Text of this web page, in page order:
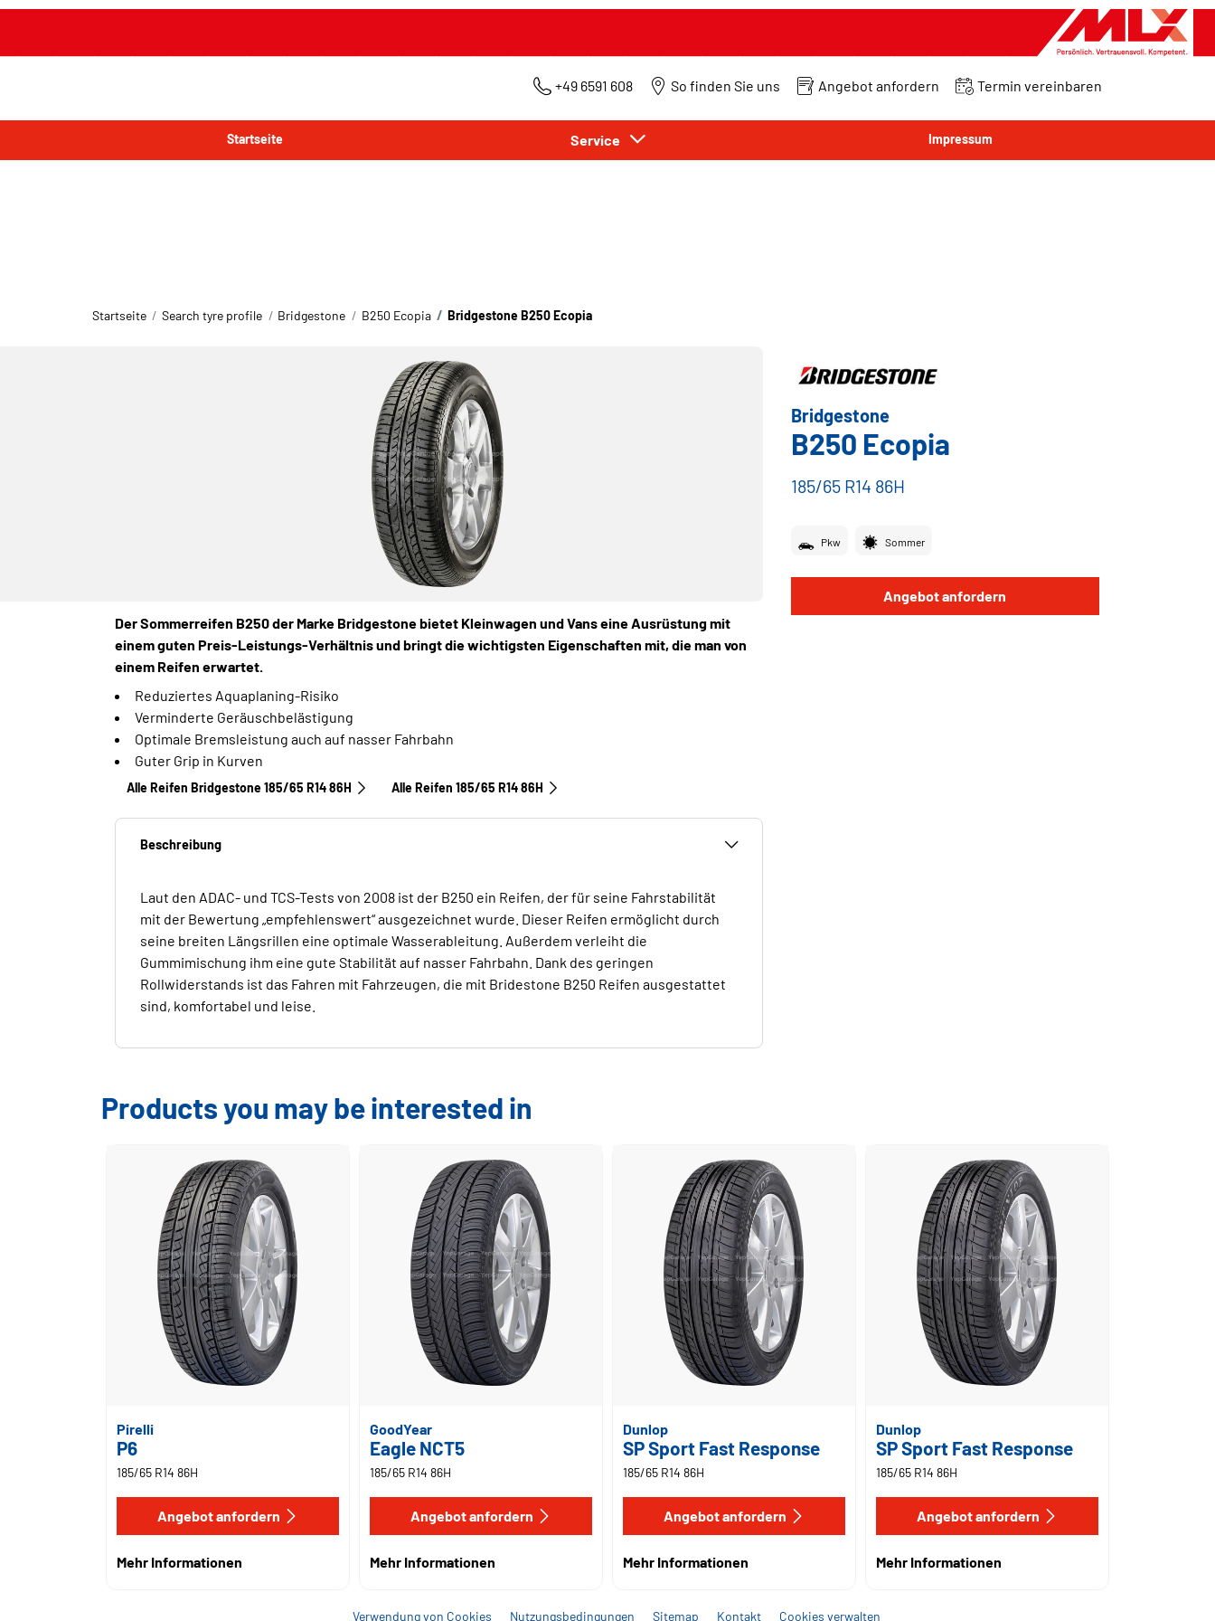
+49 6591 608 So finden Sie uns Angebot anfordern Termin vereinbaren
Startseite Service Impressum
Startseite Search tyre profile Bridgestone B250 Ecopia Bridgestone B250 Ecopia
Der Sommerreifen B250 der Marke Bridgestone bietet Kleinwagen und Vans eine Ausrüstung mit
einem guten Preis-Leistungs-Verhältnis und bringt die wichtigsten Eigenschaften mit, die man von
einem Reifen erwartet.
Reduziertes Aquaplaning-Risiko
Verminderte Geräuschbelästigung
Optimale Bremsleistung auch auf nasser Fahrbahn
Guter Grip in Kurven
Alle Reifen Bridgestone 185/65 R14 86H Alle Reifen‎ 185/65 R14 86H
Beschreibung
Laut den ADAC- und TCS-Tests von 2008 ist der B250 ein Reifen, der für seine Fahrstabilität
mit der Bewertung „empfehlenswert“ ausgezeichnet wurde. Dieser Reifen ermöglicht durch
seine breiten Längsrillen eine optimale Wasserableitung. Außerdem verleiht die
Gummimischung ihm eine gute Stabilität auf nasser Fahrbahn. Dank des geringen
Rollwiderstands ist das Fahren mit Fahrzeugen, die mit Bridestone B250 Reifen ausgestattet
sind, komfortabel und leise.
Bridgestone
B250 Ecopia
185/65 R14 86H
Pkw Sommer
Angebot anfordern
Products you may be interested in
Pirelli
P6
185/65 R14 86H
Angebot anfordern
Mehr Informationen
GoodYear
Eagle NCT5
185/65 R14 86H
Angebot anfordern
Mehr Informationen
Dunlop
SP Sport Fast Response
185/65 R14 86H
Angebot anfordern
Mehr Informationen
Dunlop
SP Sport Fast Response
185/65 R14 86H
Angebot anfordern
Mehr Informationen
Verwendung von Cookies Nutzungsbedingungen Sitemap Kontakt Cookies verwalten